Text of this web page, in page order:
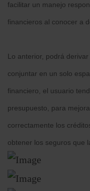
facilitar un manejo
financieros al conocer a
Lo anterior, podrá
conjuntar en un solo
financiero, el usuario
presupuesto, para
correctamente los
obtener los seguros que